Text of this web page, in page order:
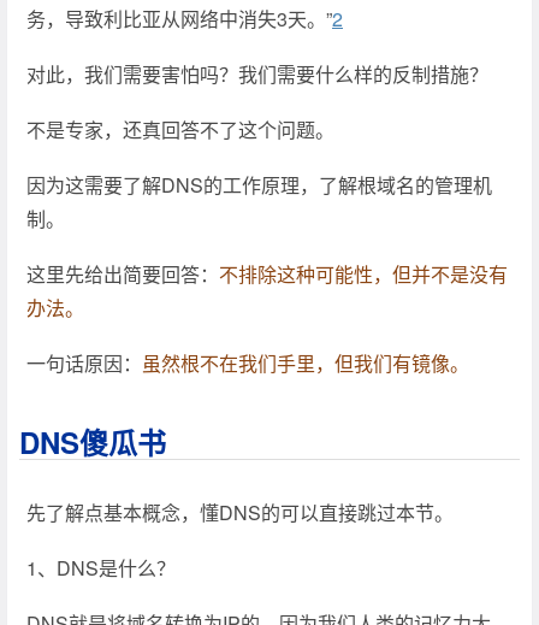
务，导致利比亚从网络中消失3天。”2
对此，我们需要害怕吗？我们需要什么样的反制措施？
不是专家，还真回答不了这个问题。
因为这需要了解DNS的工作原理，了解根域名的管理机
制。
这里先给出简要回答： 不排除这种可能性，但并不是没有
办法。
一句话原因： 虽然根不在我们手里，但我们有镜像。
DNS傻瓜书
先了解点基本概念，懂DNS的可以直接跳过本节。
1、DNS是什么？